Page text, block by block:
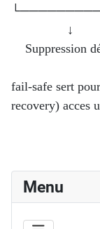
↓
fail-safe sert
recovery) acces
Menu